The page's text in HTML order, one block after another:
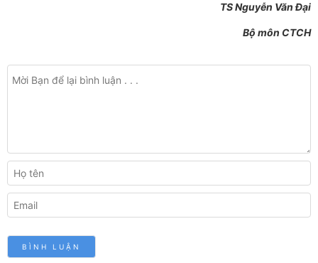
TS Nguyễn Văn Đại
Bộ môn CTCH